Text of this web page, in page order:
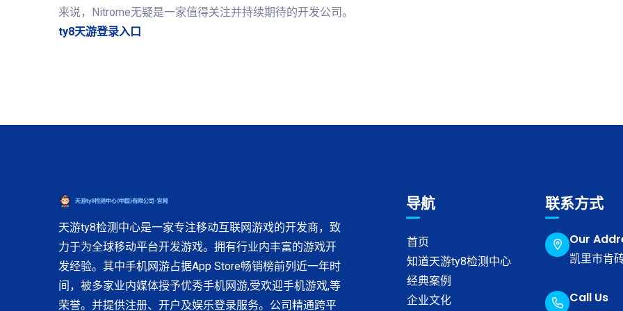
来说，Nitrome无疑是一家值得关注并持续期待的开发公司。
ty8天游登录入口
天游ty8检测中心是一家专注移动互联网游戏的开发商，致
力于为全球移动平台开发游戏。拥有行业内丰富的游戏开
发经验。其中手机网游占据App Store畅销榜前列近一年时
间，被多家业内媒体授予优秀手机网游,受欢迎手机游戏,等
荣誉。并提供注册、开户及娱乐登录服务。公司精通跨平
导航
首页
知道天游ty8检测中心
经典案例
企业文化
联系方式
Our
凯里市肯
Call Us